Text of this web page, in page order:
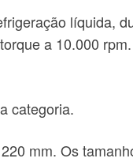
líquida,
a 10.000
categoria.
mm. Os